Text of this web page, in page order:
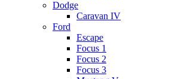
Dodge
Caravan IV
Ford
Escape
Focus 1
Focus 2
Focus 3